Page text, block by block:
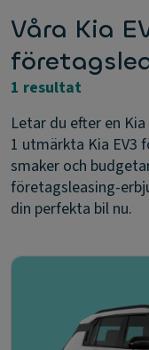
Våra Kia
1 resultat
Letar du efter en
1 utmärkta Kia EV3
smaker och
företagsleasing-
din perfekta bil nu.